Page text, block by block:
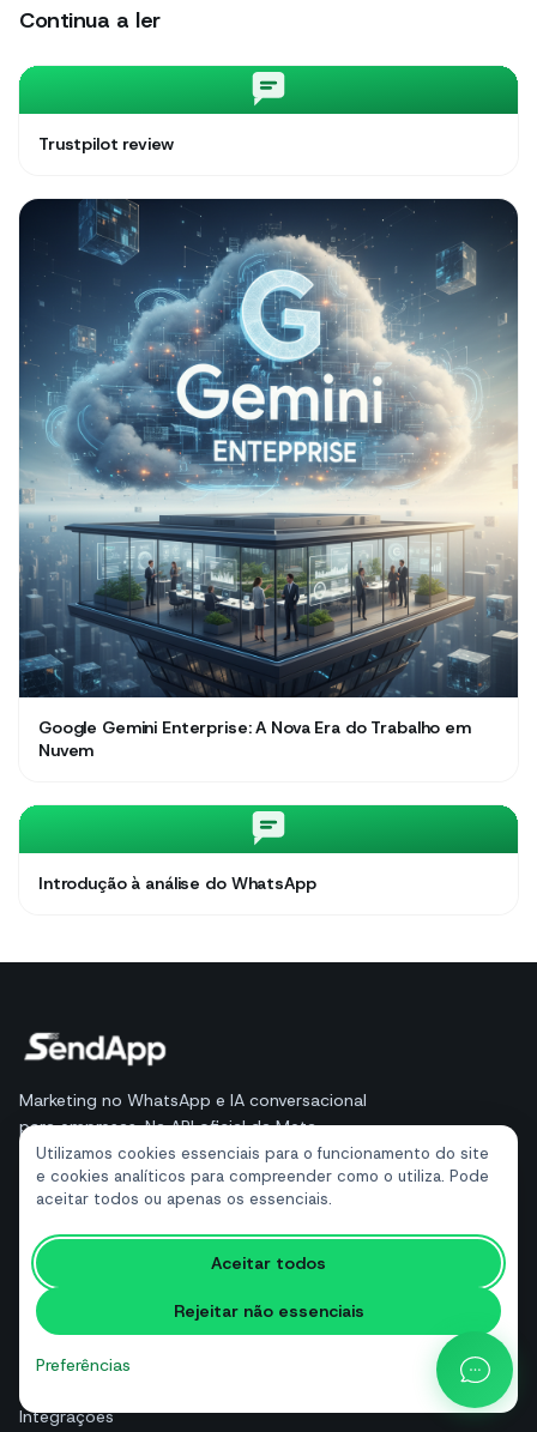
Utilizamos cookies essenciais para o funcionamento do site
e cookies analíticos para compreender como o utiliza. Pode
aceitar todos ou apenas os essenciais.
Aceitar todos
Rejeitar não essenciais
Preferências
Continua a ler
Trustpilot review
Google Gemini Enterprise: A Nova Era do Trabalho em
Nuvem
Introdução à análise do WhatsApp
Marketing no WhatsApp e IA conversacional
para empresas. Na API oficial da Meta.
Tech Partner da Meta
API Oficial da Meta
PRODUTOS
SendApp Agent
Integrações